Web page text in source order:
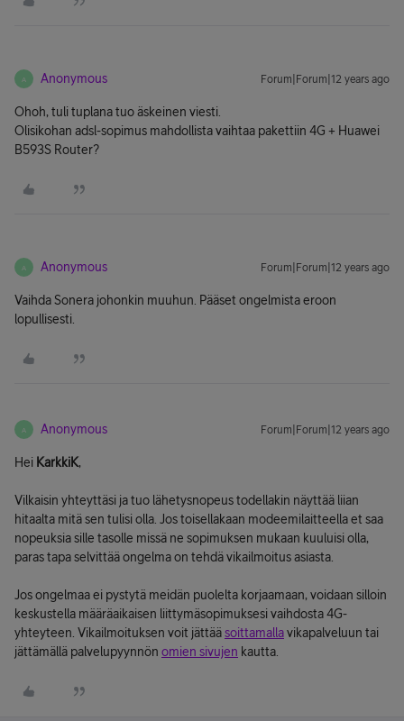
A Anonymous Forum|Forum|12 years ago
Ohoh, tuli tuplana tuo äskeinen viesti.
Olisikohan adsl-sopimus mahdollista vaihtaa pakettiin 4G + Huawei
B593S Router?
A Anonymous Forum|Forum|12 years ago
Vaihda Sonera johonkin muuhun. Pääset ongelmista eroon
lopullisesti.
A Anonymous Forum|Forum|12 years ago
Hei KarkkiK,
Vilkaisin yhteyttäsi ja tuo lähetysnopeus todellakin näyttää liian
hitaalta mitä sen tulisi olla. Jos toisellakaan modeemilaitteella et saa
nopeuksia sille tasolle missä ne sopimuksen mukaan kuuluisi olla,
paras tapa selvittää ongelma on tehdä vikailmoitus asiasta.
Jos ongelmaa ei pystytä meidän puolelta korjaamaan, voidaan silloin
keskustella määräaikaisen liittymäsopimuksesi vaihdosta 4G-
yhteyteen. Vikailmoituksen voit jättääsoittamallavikapalveluun tai
jättämällä palvelupyynnön omien sivujen kautta.